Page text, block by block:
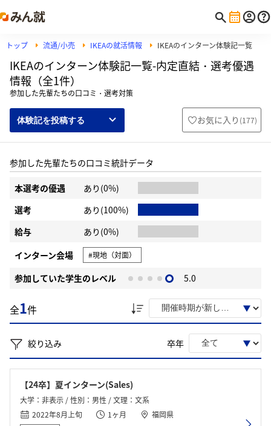
トップ 流通/小売 IKEAの就活情報 IKEAのインターン体験記一覧
IKEAのインターン体験記一覧-内定直結・選考優遇
情報（全1件）
参加した先輩たちの口コミ・選考対策
体験記を投稿する お気に入り (177)
参加した先輩たちの口コミ統計データ
本選考の優遇
あり(0%)
選考
あり(100%)
給与
あり(0%)
インターン会場
#現地（対面）
参加していた学生のレベル 5.0
全1件
絞り込み 卒年
【24卒】夏インターン(Sales)
大学：非表示 / 性別：男性 / 文理：文系
2022年8月上旬
1ヶ月
福岡県